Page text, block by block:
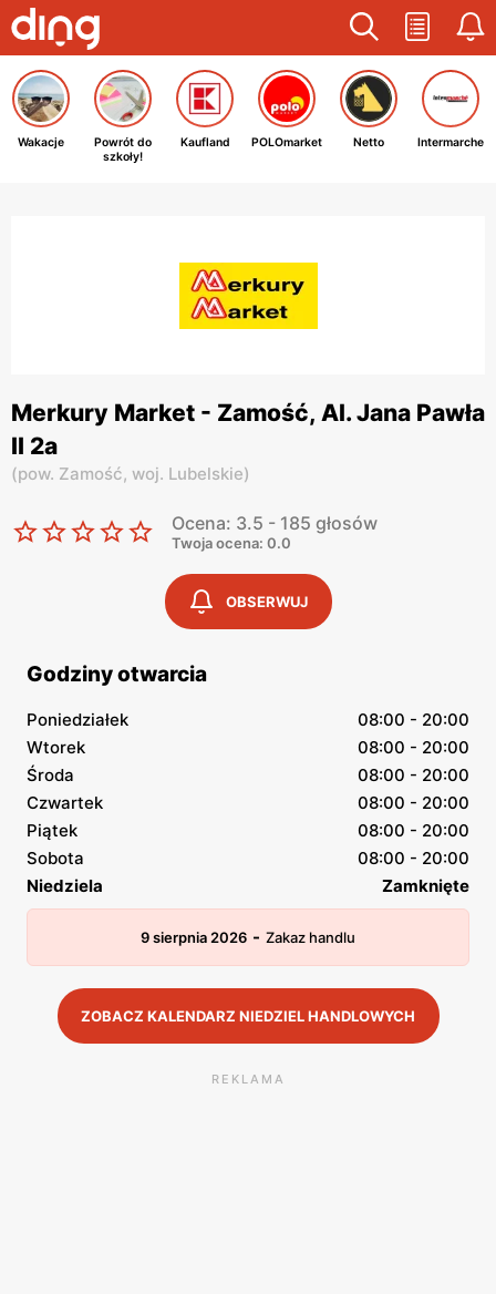
Wakacje
Powrót do
szkoły!
Kaufland POLOmarket Netto Intermarche
Merkury Market - Zamość, Al. Jana Pawła
II 2a
(pow. Zamość, woj. Lubelskie)
Ocena: 3.5 - 185 głosów
Twoja ocena: 0.0
OBSERWUJ
Godziny otwarcia
Poniedziałek
08:00 - 20:00
Wtorek
08:00 - 20:00
Środa
08:00 - 20:00
Czwartek
08:00 - 20:00
Piątek
08:00 - 20:00
Sobota
08:00 - 20:00
Niedziela
Zamknięte
9 sierpnia 2026 - Zakaz handlu
ZOBACZ KALENDARZ NIEDZIEL HANDLOWYCH
REKLAMA